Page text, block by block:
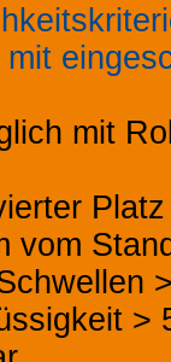
mit
mit
vom
>